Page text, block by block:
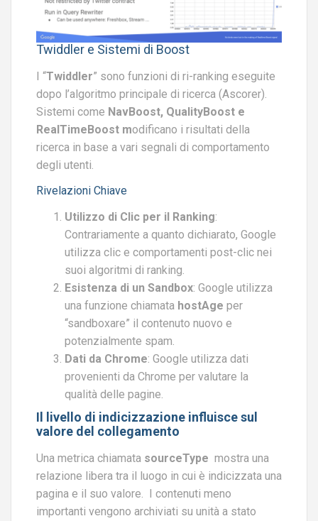
Twiddler e Sistemi di Boost
I “Twiddler” sono funzioni di ri-ranking eseguite
dopo l’algoritmo principale di ricerca (Ascorer).
Sistemi come NavBoost, QualityBoost e
RealTimeBoost modificano i risultati della
ricerca in base a vari segnali di comportamento
degli utenti.
Rivelazioni Chiave
Utilizzo di Clic per il Ranking:
Contrariamente a quanto dichiarato, Google
utilizza clic e comportamenti post-clic nei
suoi algoritmi di ranking.
Esistenza di un Sandbox: Google utilizza
una funzione chiamata hostAge per
“sandboxare” il contenuto nuovo e
potenzialmente spam.
Dati da Chrome: Google utilizza dati
provenienti da Chrome per valutare la
qualità delle pagine.
Il livello di indicizzazione influisce sul
valore del collegamento
Una metrica chiamata sourceType mostra una
relazione libera tra il luogo in cui è indicizzata una
pagina e il suo valore. I contenuti meno
importanti vengono archiviati su unità a stato